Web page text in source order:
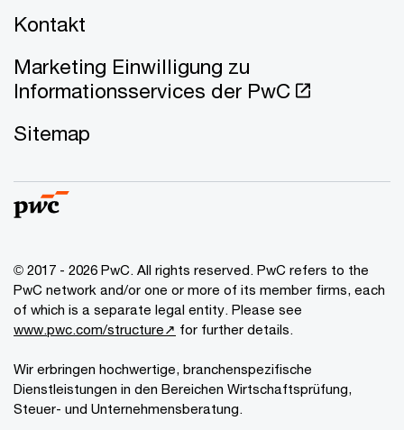
Kontakt
Marketing Einwilligung zu
Informationsservices der PwC
Sitemap
© 2017 - 2026 PwC. All rights reserved. PwC refers to the
PwC network and/or one or more of its member firms, each
of which is a separate legal entity. Please see
www.pwc.com/structure↗ for further details.
Wir erbringen hochwertige, branchenspezifische
Dienstleistungen in den Bereichen Wirtschaftsprüfung,
Steuer- und Unternehmensberatung.